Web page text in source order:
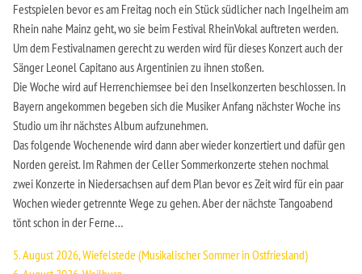
Festspielen bevor es am Freitag noch ein Stück südlicher nach Ingelheim am
Rhein nahe Mainz geht, wo sie beim Festival RheinVokal auftreten werden.
Um dem Festivalnamen gerecht zu werden wird für dieses Konzert auch der
Sänger Leonel Capitano aus Argentinien zu ihnen stoßen.
Die Woche wird auf Herrenchiemsee bei den Inselkonzerten beschlossen. In
Bayern angekommen begeben sich die Musiker Anfang nächster Woche ins
Studio um ihr nächstes Album aufzunehmen.
Das folgende Wochenende wird dann aber wieder konzertiert und dafür gen
Norden gereist. Im Rahmen der Celler Sommerkonzerte stehen nochmal
zwei Konzerte in Niedersachsen auf dem Plan bevor es Zeit wird für ein paar
Wochen wieder getrennte Wege zu gehen. Aber der nächste Tangoabend
tönt schon in der Ferne…
5. August 2026, Wiefelstede (Musikalischer Sommer in Ostfriesland)